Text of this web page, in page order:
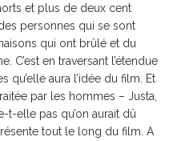
et plus de deux cent
personnes qui se sont
qui ont brûlé et du
C’est en traversant l’étendue
qu’elle aura l’idée du film. Et
par les hommes – Justa,
t-elle pas qu’on aurait dû
tout le long du film. A